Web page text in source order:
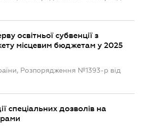
освітньої субвенції з
місцевим бюджетам у 2025
Розпорядження №1393-р від
спеціальних дозволів на